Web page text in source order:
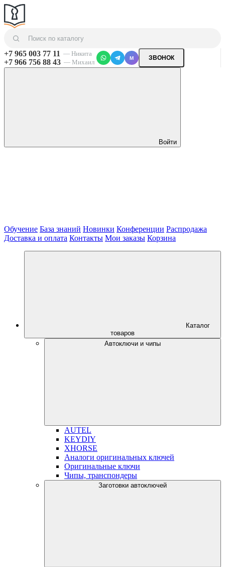
+7 965 003 77 11 — Никита
+7 966 756 88 43 — Михаил
M ЗВОНОК
Войти
Обучение База знаний Новинки Конференции Распродажа
Доставка и оплата Контакты Мои заказы Корзина
Каталог
товаров
Автоключи и чипы
AUTEL
KEYDIY
XHORSE
Аналоги оригинальных ключей
Оригинальные ключи
Чипы, транспондеры
Заготовки автоключей